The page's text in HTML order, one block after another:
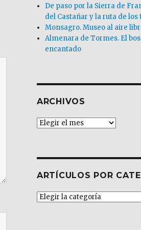
De paso por la Sierra de
del Castañar y la ruta de los
Monsagro. Museo al aire
Almenara de Tormes. El
encantado
ARCHIVOS
Archivos
ARTÍCULOS POR
Artículos